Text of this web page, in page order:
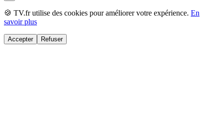
🍪 TV.fr utilise des cookies pour améliorer votre expérience. En
savoir plus
Accepter Refuser